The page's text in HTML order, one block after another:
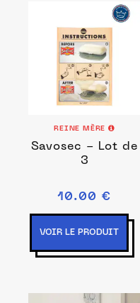
REINE MÈRE
Savosec - Lot de
3
10.00 €
VOIR LE PRODUIT